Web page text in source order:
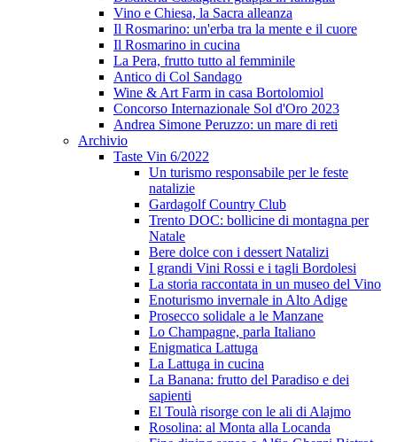
Vino e Chiesa, la Sacra alleanza
Il Rosmarino: un'erba tra la mente e il cuore
Il Rosmarino in cucina
La Pera, frutto tutto al femminile
Antico di Col Sandago
Wine & Art Farm in casa Bortolomiol
Concorso Internazionale Sol d'Oro 2023
Andrea Simone Peruzzo: un mare di reti
Archivio
Taste Vin 6/2022
Un turismo responsabile per le feste
natalizie
Gardagolf Country Club
Trento DOC: bollicine di montagna per
Natale
Bere dolce con i dessert Natalizi
I grandi Vini Rossi e i tagli Bordolesi
La storia raccontata in un museo del Vino
Enoturismo invernale in Alto Adige
Prosecco solidale a le Manzane
Lo Champagne, parla Italiano
Enigmatica Lattuga
La Lattuga in cucina
La Banana: frutto del Paradiso e dei
sapienti
El Toulà risorge con le ali di Alajmo
Rosolina: al Monta alla Locanda